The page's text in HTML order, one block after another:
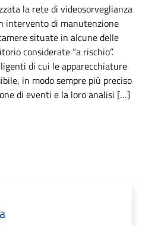
la rete di videosorveglianza
intervento di manutenzione
situate in alcune delle
considerate “a rischio”.
di cui le apparecchiature
in modo sempre più preciso
di eventi e la loro analisi […]